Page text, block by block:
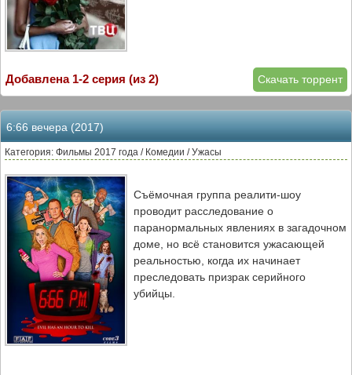
Скачать торрент
Добавлена 1-2 серия (из 2)
6:66 вечера (2017)
Категория: Фильмы 2017 года / Комедии / Ужасы
Съёмочная группа реалити-шоу
проводит расследование о
паранормальных явлениях в загадочном
доме, но всё становится ужасающей
реальностью, когда их начинает
преследовать призрак серийного
убийцы.